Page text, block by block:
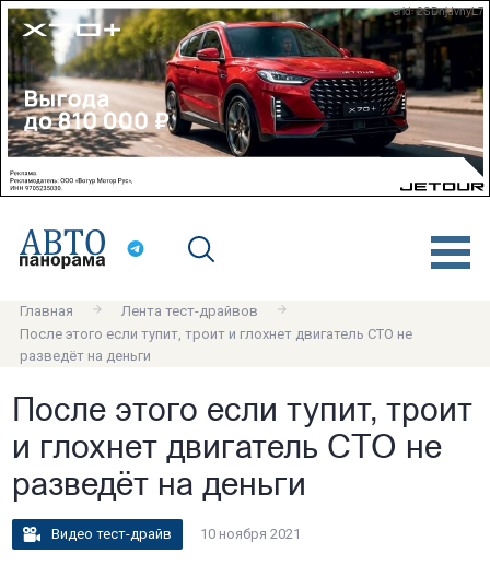
erid: 2SDnjdvnyL7
Главная
Лента тест-драйвов
После этого если тупит, троит и глохнет двигатель СТО не
разведёт на деньги
После этого если тупит, троит
и глохнет двигатель СТО не
разведёт на деньги
Видео тест-драйв 10 ноября 2021